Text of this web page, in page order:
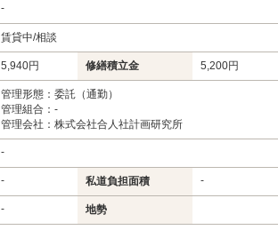
-
賃貸中/相談
5,940円 修繕積立金 5,200円
管理形態：委託（通勤）
管理組合：-
管理会社：株式会社合人社計画研究所
-
- 私道負担面積 -
- 地勢